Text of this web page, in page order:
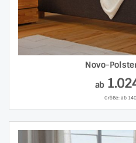
Novo-
ab
Größe: ab